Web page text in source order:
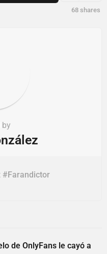
68 shares
by
#Farandictor
de OnlyFans le cayó a